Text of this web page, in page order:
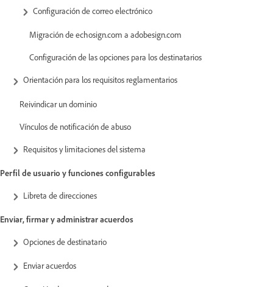
Configuración de correo electrónico
Migración de echosign.com a adobesign.com
Configuración de las opciones para los destinatarios
Orientación para los requisitos reglamentarios
Reivindicar un dominio
Vínculos de notificación de abuso
Requisitos y limitaciones del sistema
Perfil de usuario y funciones configurables
Libreta de direcciones
Enviar, firmar y administrar acuerdos
Opciones de destinatario
Enviar acuerdos